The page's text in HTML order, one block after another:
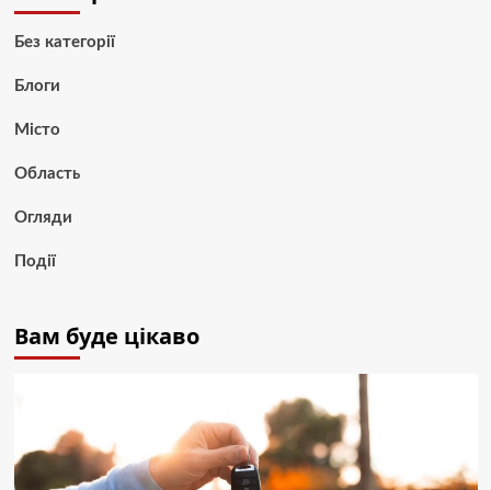
Без категорії
Блоги
Місто
Область
Огляди
Події
Вам буде цікаво